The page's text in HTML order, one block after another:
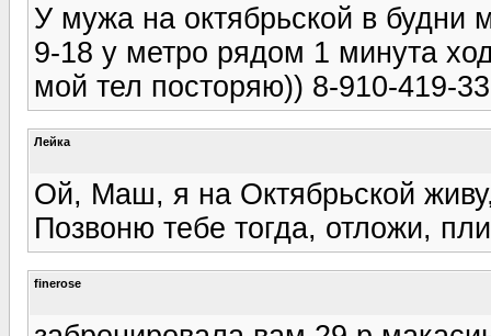
У мужа на октябрьской в будни
9-18 у метро рядом 1 минута
мой тел посторяю)) 8-910-419-
Лейка
Ой, Маш, я на Октябрьской
Позвоню тебе тогда, отложи,
finerose